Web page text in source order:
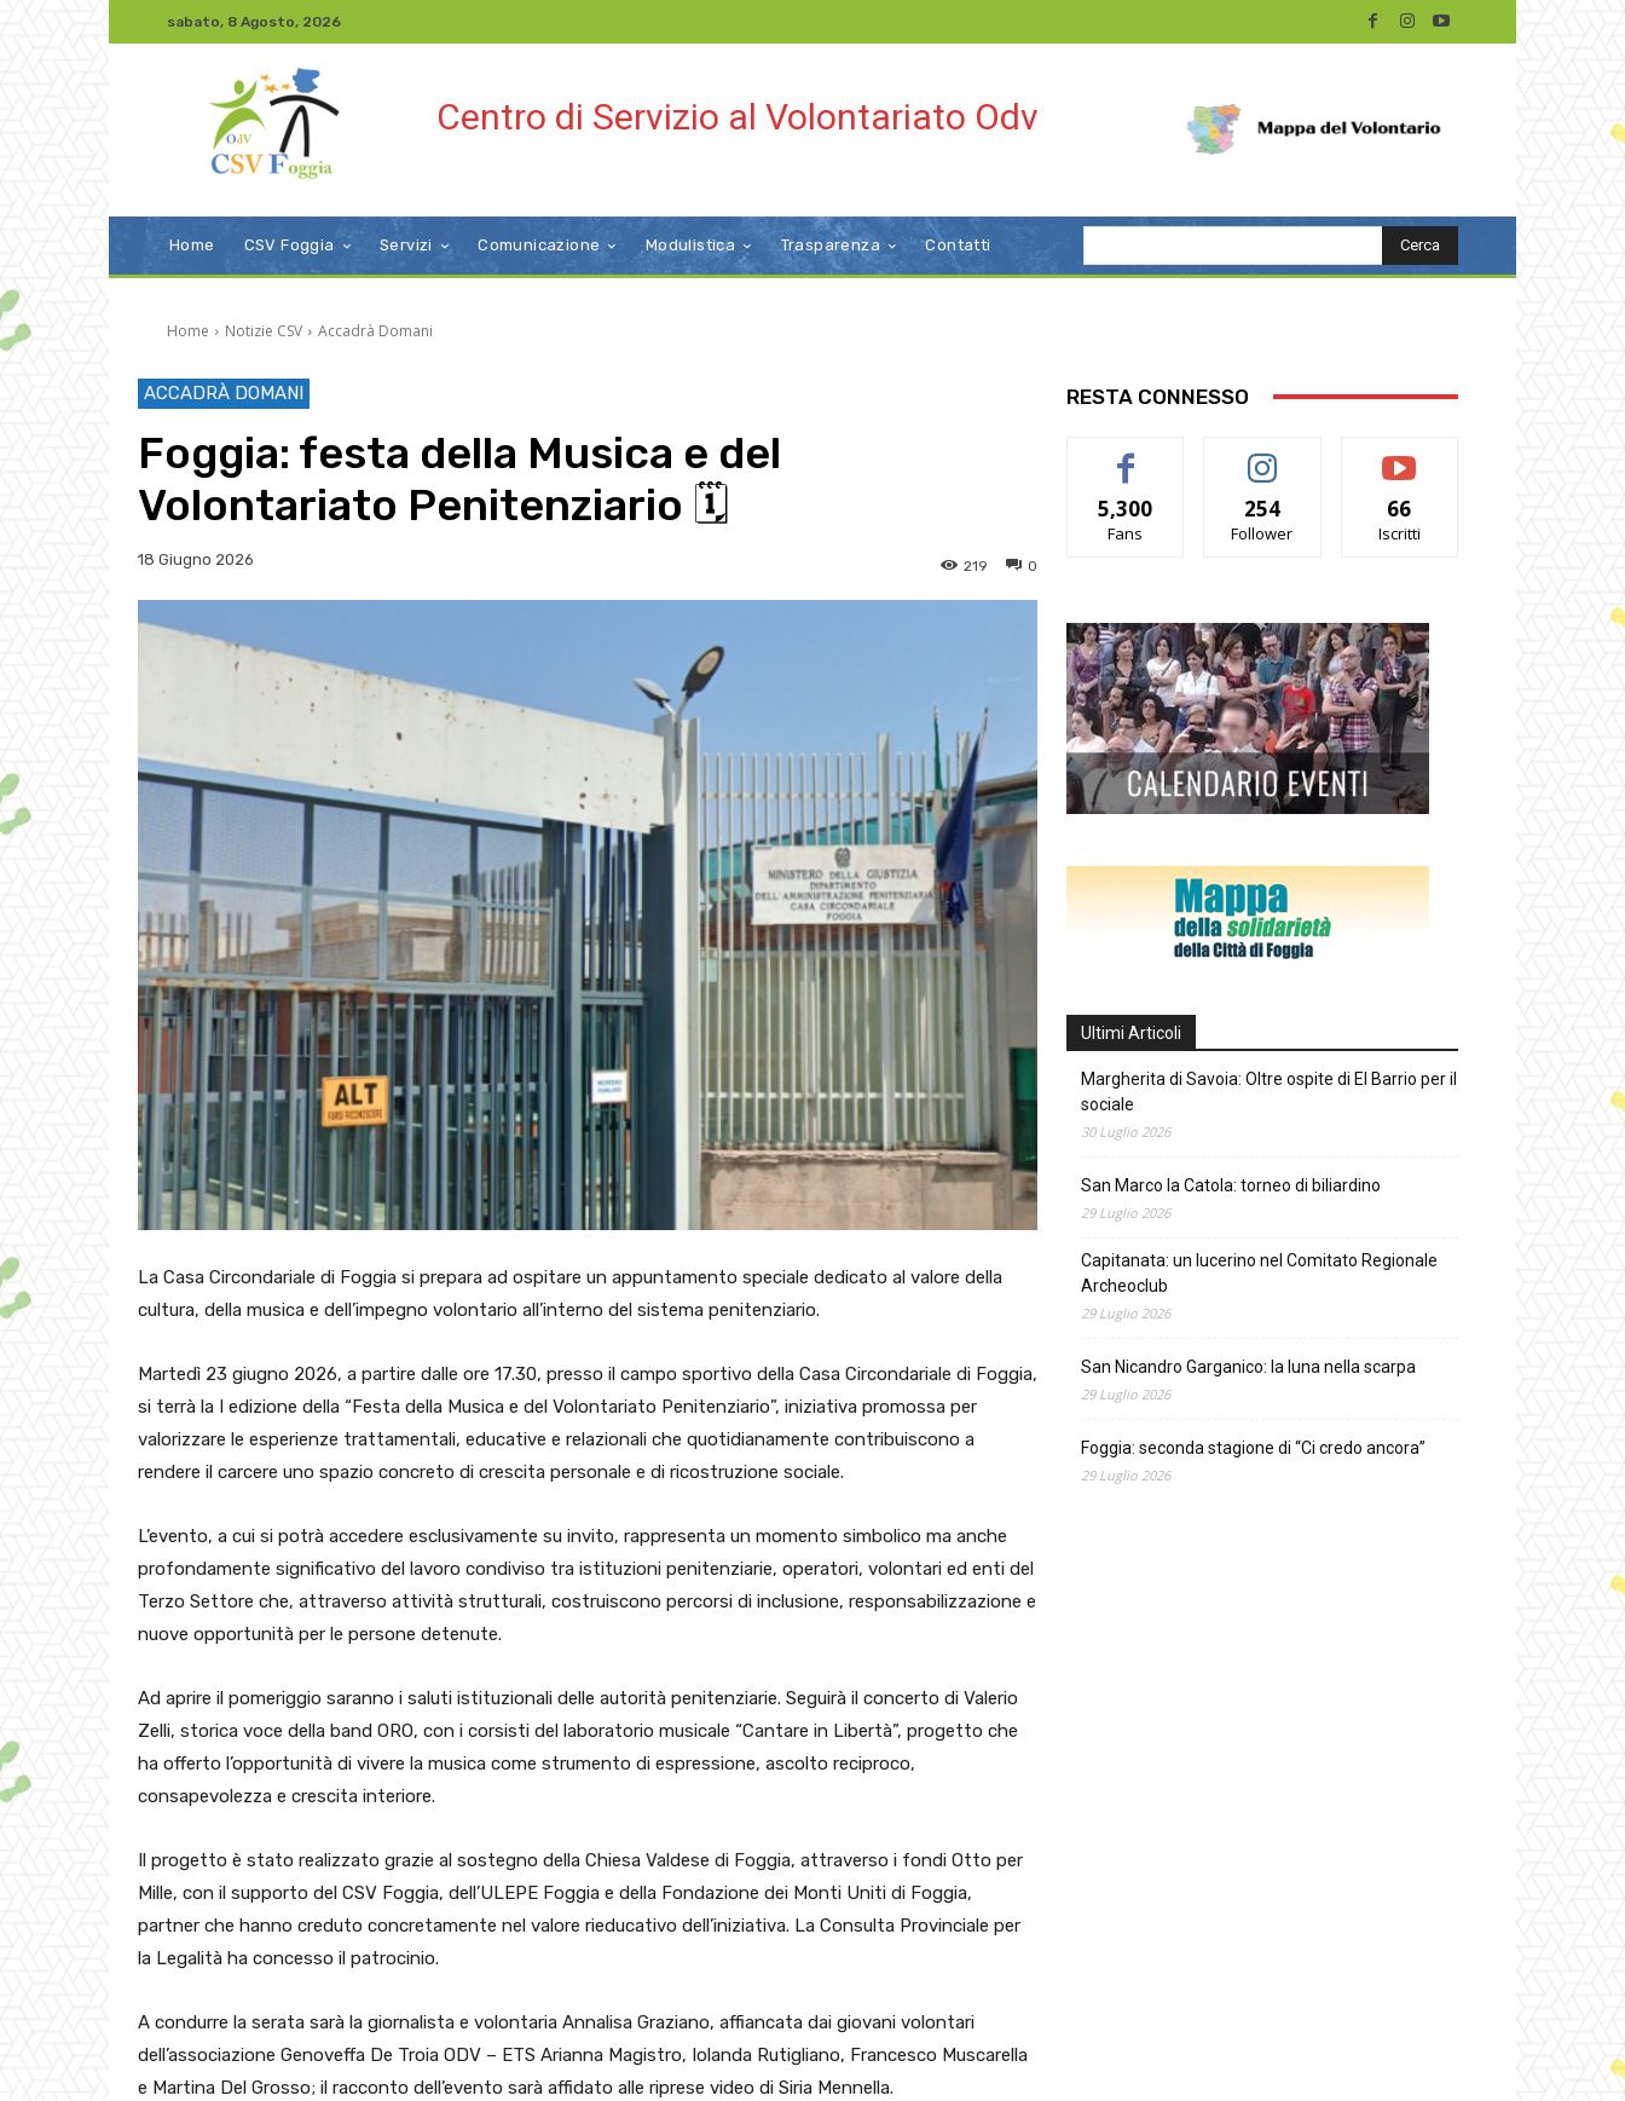
sabato, 8 Agosto, 2026
Centro di Servizio al Volontariato Odv
Home CSV Foggia Servizi Comunicazione Modulistica Trasparenza Contatti Cerca
Home Notizie CSV Accadrà Domani
ACCADRÀ DOMANI
Foggia: festa della Musica e del
Volontariato Penitenziario 🗓
18 Giugno 2026 0
219
La Casa Circondariale di Foggia si prepara ad ospitare un appuntamento speciale dedicato al valore della
cultura, della musica e dell’impegno volontario all’interno del sistema penitenziario.
Martedì 23 giugno 2026, a partire dalle ore 17.30, presso il campo sportivo della Casa Circondariale di Foggia,
si terrà la I edizione della “Festa della Musica e del Volontariato Penitenziario”, iniziativa promossa per
valorizzare le esperienze trattamentali, educative e relazionali che quotidianamente contribuiscono a
rendere il carcere uno spazio concreto di crescita personale e di ricostruzione sociale.
L’evento, a cui si potrà accedere esclusivamente su invito, rappresenta un momento simbolico ma anche
profondamente significativo del lavoro condiviso tra istituzioni penitenziarie, operatori, volontari ed enti del
Terzo Settore che, attraverso attività strutturali, costruiscono percorsi di inclusione, responsabilizzazione e
nuove opportunità per le persone detenute.
Ad aprire il pomeriggio saranno i saluti istituzionali delle autorità penitenziarie. Seguirà il concerto di Valerio
Zelli, storica voce della band ORO, con i corsisti del laboratorio musicale “Cantare in Libertà”, progetto che
ha offerto l’opportunità di vivere la musica come strumento di espressione, ascolto reciproco,
consapevolezza e crescita interiore.
Il progetto è stato realizzato grazie al sostegno della Chiesa Valdese di Foggia, attraverso i fondi Otto per
Mille, con il supporto del CSV Foggia, dell’ULEPE Foggia e della Fondazione dei Monti Uniti di Foggia,
partner che hanno creduto concretamente nel valore rieducativo dell’iniziativa. La Consulta Provinciale per
la Legalità ha concesso il patrocinio.
A condurre la serata sarà la giornalista e volontaria Annalisa Graziano, affiancata dai giovani volontari
dell’associazione Genoveffa De Troia ODV – ETS Arianna Magistro, Iolanda Rutigliano, Francesco Muscarella
e Martina Del Grosso; il racconto dell’evento sarà affidato alle riprese video di Siria Mennella.
RESTA CONNESSO
5,300
Fans
254
Follower
66
Iscritti
Ultimi Articoli
Margherita di Savoia: Oltre ospite di El Barrio per il
sociale
30 Luglio 2026
San Marco la Catola: torneo di biliardino
29 Luglio 2026
Capitanata: un lucerino nel Comitato Regionale
Archeoclub
29 Luglio 2026
San Nicandro Garganico: la luna nella scarpa
29 Luglio 2026
Foggia: seconda stagione di “Ci credo ancora”
29 Luglio 2026